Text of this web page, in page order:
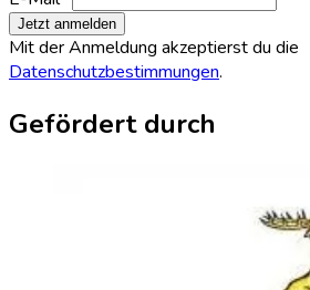
Jetzt anmelden
Mit der Anmeldung akzeptierst du die
Datenschutzbestimmungen.
Gefördert durch